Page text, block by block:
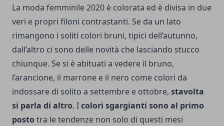
La moda femminile 2020 è colorata ed è divisa in due
veri e propri filoni contrastanti. Se da un lato
rimangono i soliti colori bruni, tipici dell’autunno,
dall’altro ci sono delle novità che lasciando stucco
chiunque. Se si è abituati a vedere il bruno,
l’arancione, il marrone e il nero come colori da
indossare di solito a settembre e ottobre, stavolta
si parla di altro. Icolori sgargianti sono al primo
posto tra le tendenze non solo di questi mesi